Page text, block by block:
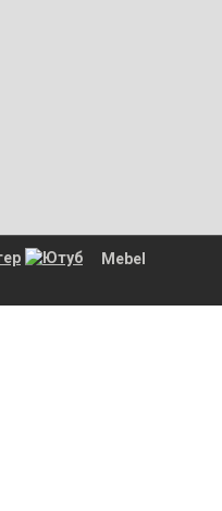
Mebel